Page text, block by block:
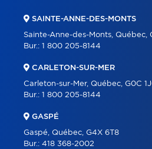
SAINTE-ANNE-DES-MONTS
Sainte-Anne-des-Monts, Québec,
Bur.: 1 800 205-8144
CARLETON-SUR-MER
Carleton-sur-Mer, Québec, G0C
Bur.: 1 800 205-8144
GASPÉ
Gaspé, Québec, G4X 6T8
Bur.: 418 368-2002